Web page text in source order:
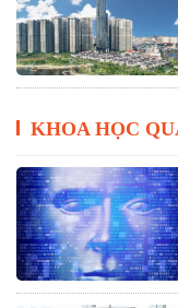
KHOA HỌC